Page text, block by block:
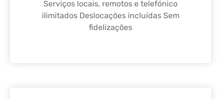
Serviços locais, remotos e telefónico
ilimitados Deslocações incluídas Sem
fidelizações